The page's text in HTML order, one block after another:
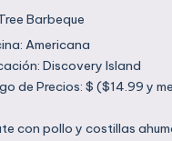
Barbeque
Americana
Discovery Island
de Precios: $ ($14.99 y
con pollo y costillas